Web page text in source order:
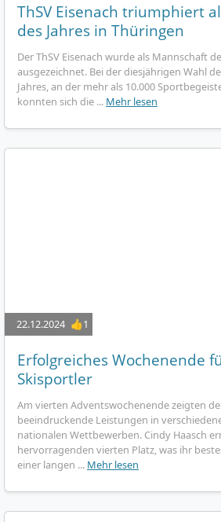
ThSV Eisenach triumphiert
des Jahres in Thüringen
Der ThSV Eisenach wurde als Mannschaft
ausgezeichnet. Bei der diesjährigen Wahl
Jahres, an der mehr als 10.000
konnten sich die ... Mehr lesen
22.12.2024 👍1
Erfolgreiches Wochenende
Skisportler
Am vierten Adventswochenende zeigten
beeindruckende Leistungen in
nationalen Wettbewerben. Cindy Haasch
hervorragenden vierten Platz, was ihr
einer langen ... Mehr lesen